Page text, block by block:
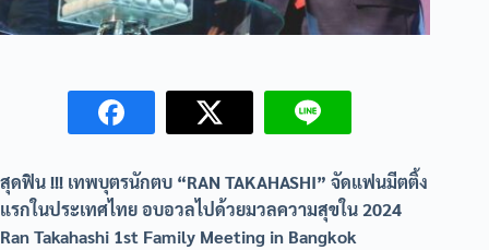
สุดฟิน !!! เทพบุตรนักตบ “RAN TAKAHASHI” จัดแฟนมีตติ้ง
แรกในประเทศไทย อบอวลไปด้วยมวลความสุขใน 2024
Ran Takahashi 1st Family Meeting in Bangkok